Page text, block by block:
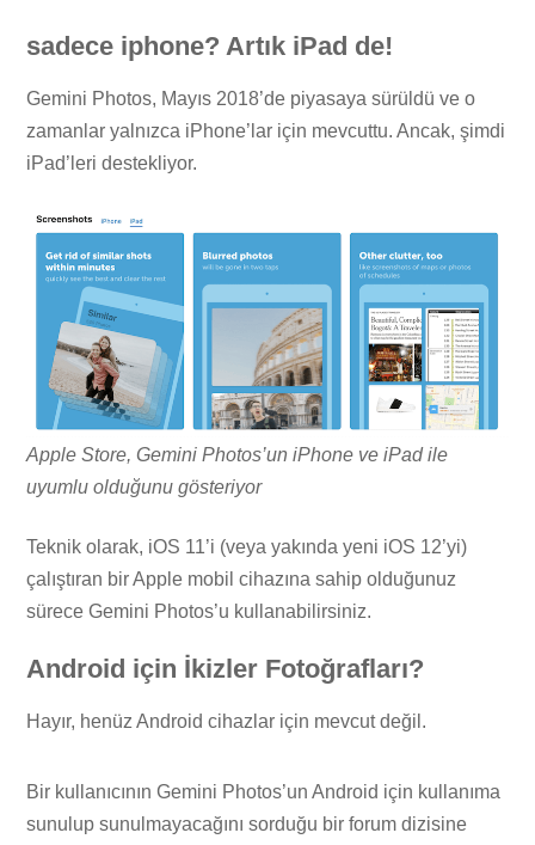
sadece iphone? Artık iPad de!
Gemini Photos, Mayıs 2018’de piyasaya sürüldü ve o
zamanlar yalnızca iPhone’lar için mevcuttu. Ancak, şimdi
iPad’leri destekliyor.
Apple Store, Gemini Photos’un iPhone ve iPad ile
uyumlu olduğunu gösteriyor
Teknik olarak, iOS 11’i (veya yakında yeni iOS 12’yi)
çalıştıran bir Apple mobil cihazına sahip olduğunuz
sürece Gemini Photos’u kullanabilirsiniz.
Android için İkizler Fotoğrafları?
Hayır, henüz Android cihazlar için mevcut değil.
Bir kullanıcının Gemini Photos’un Android için kullanıma
sunulup sunulmayacağını sorduğu bir forum dizisine